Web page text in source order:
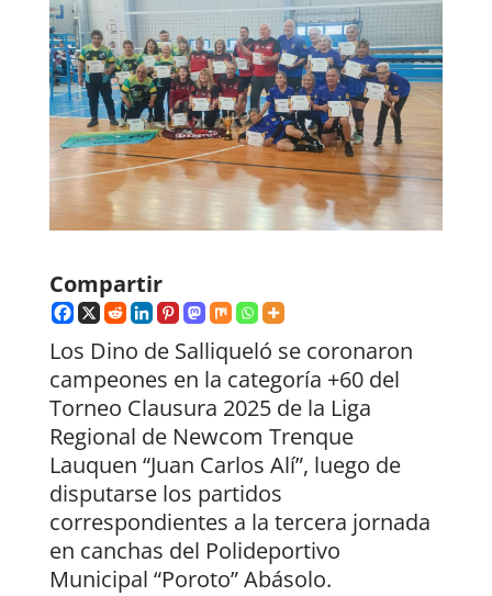
Compartir
Los Dino de Salliqueló se coronaron
campeones en la categoría +60 del
Torneo Clausura 2025 de la Liga
Regional de Newcom Trenque
Lauquen “Juan Carlos Alí”, luego de
disputarse los partidos
correspondientes a la tercera jornada
en canchas del Polideportivo
Municipal “Poroto” Abásolo.